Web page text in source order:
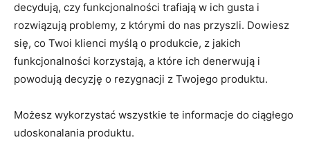
decydują, czy funkcjonalności trafiają w ich gusta i
rozwiązują problemy, z którymi do nas przyszli. Dowiesz
się, co Twoi klienci myślą o produkcie, z jakich
funkcjonalności korzystają, a które ich denerwują i
powodują decyzję o rezygnacji z Twojego produktu.
Możesz wykorzystać wszystkie te informacje do ciągłego
udoskonalania produktu.